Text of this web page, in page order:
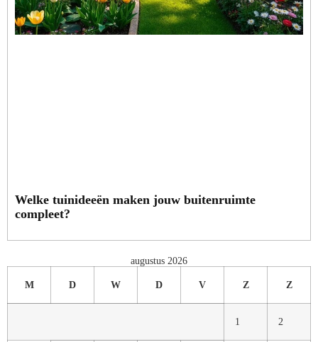
Welke tuinideeën maken jouw buitenruimte
compleet?
augustus 2026
M D W D V Z Z
1 2